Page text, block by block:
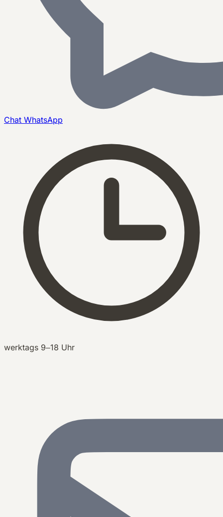
Chat WhatsApp
werktags 9–18 Uhr